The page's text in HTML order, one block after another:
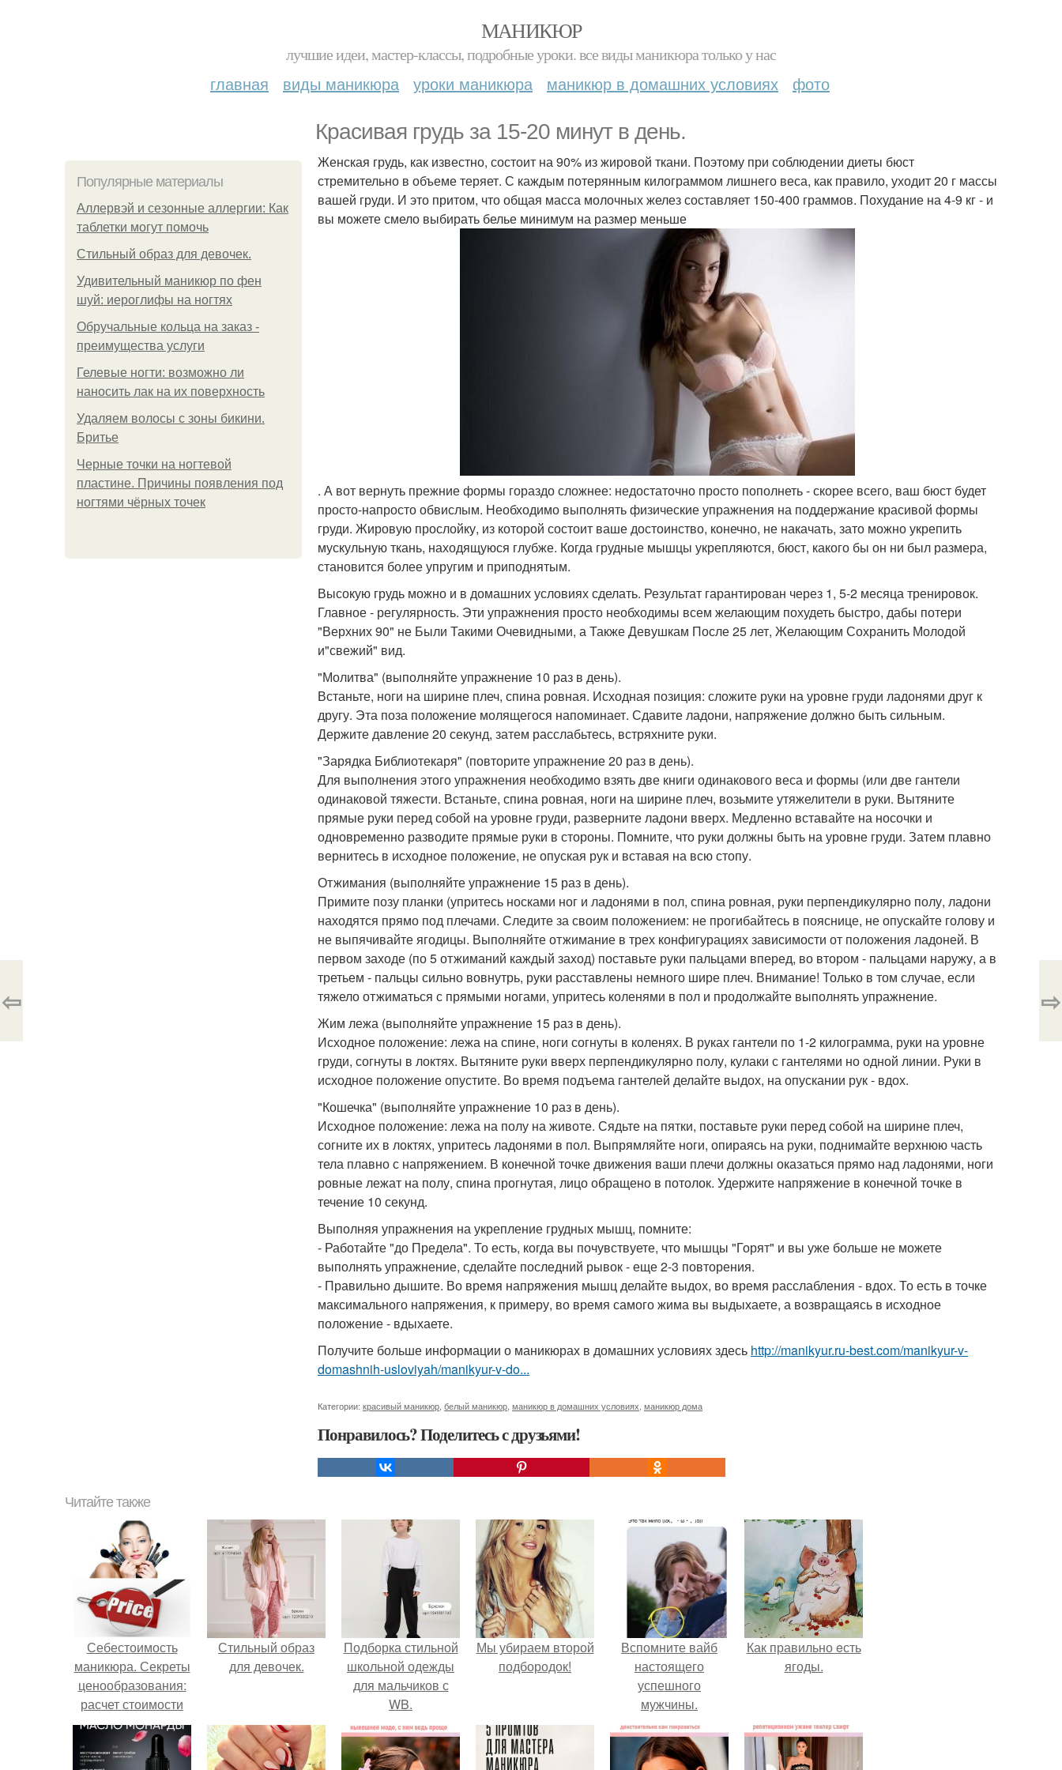
МАНИКЮР
лучшие идеи, мастер-классы, подробные уроки. все виды маникюра только у нас
главная виды маникюра уроки маникюра маникюр в домашних условиях фото
Красивая грудь за 15-20 минут в день.
Популярные материалы
Аллервэй и сезонные аллергии: Как
таблетки могут помочь
Стильный образ для девочек.
Удивительный маникюр по фен
шуй: иероглифы на ногтях
Обручальные кольца на заказ -
преимущества услуги
Гелевые ногти: возможно ли
наносить лак на их поверхность
Удаляем волосы с зоны бикини.
Бритье
Черные точки на ногтевой
пластине. Причины появления под
ногтями чёрных точек
Женская грудь, как известно, состоит на 90% из жировой ткани. Поэтому при соблюдении диеты бюст
стремительно в объеме теряет. С каждым потерянным килограммом лишнего веса, как правило, уходит 20 г массы
вашей груди. И это притом, что общая масса молочных желез составляет 150-400 граммов. Похудание на 4-9 кг - и
вы можете смело выбирать белье минимум на размер меньше
. А вот вернуть прежние формы гораздо сложнее: недостаточно просто пополнеть - скорее всего, ваш бюст будет
просто-напросто обвислым. Необходимо выполнять физические упражнения на поддержание красивой формы
груди. Жировую прослойку, из которой состоит ваше достоинство, конечно, не накачать, зато можно укрепить
мускульную ткань, находящуюся глубже. Когда грудные мышцы укрепляются, бюст, какого бы он ни был размера,
становится более упругим и приподнятым.
Высокую грудь можно и в домашних условиях сделать. Результат гарантирован через 1, 5-2 месяца тренировок.
Главное - регулярность. Эти упражнения просто необходимы всем желающим похудеть быстро, дабы потери
"Верхних 90" не Были Такими Очевидными, а Также Девушкам После 25 лет, Желающим Сохранить Молодой
и"свежий" вид.
"Молитва" (выполняйте упражнение 10 раз в день).
Встаньте, ноги на ширине плеч, спина ровная. Исходная позиция: сложите руки на уровне груди ладонями друг к
другу. Эта поза положение молящегося напоминает. Сдавите ладони, напряжение должно быть сильным.
Держите давление 20 секунд, затем расслабьтесь, встряхните руки.
"Зарядка Библиотекаря" (повторите упражнение 20 раз в день).
Для выполнения этого упражнения необходимо взять две книги одинакового веса и формы (или две гантели
одинаковой тяжести. Встаньте, спина ровная, ноги на ширине плеч, возьмите утяжелители в руки. Вытяните
прямые руки перед собой на уровне груди, разверните ладони вверх. Медленно вставайте на носочки и
одновременно разводите прямые руки в стороны. Помните, что руки должны быть на уровне груди. Затем плавно
вернитесь в исходное положение, не опуская рук и вставая на всю стопу.
Отжимания (выполняйте упражнение 15 раз в день).
Примите позу планки (упритесь носками ног и ладонями в пол, спина ровная, руки перпендикулярно полу, ладони
находятся прямо под плечами. Следите за своим положением: не прогибайтесь в пояснице, не опускайте голову и
не выпячивайте ягодицы. Выполняйте отжимание в трех конфигурациях зависимости от положения ладоней. В
первом заходе (по 5 отжиманий каждый заход) поставьте руки пальцами вперед, во втором - пальцами наружу, а в
третьем - пальцы сильно вовнутрь, руки расставлены немного шире плеч. Внимание! Только в том случае, если
тяжело отжиматься с прямыми ногами, упритесь коленями в пол и продолжайте выполнять упражнение.
Жим лежа (выполняйте упражнение 15 раз в день).
Исходное положение: лежа на спине, ноги согнуты в коленях. В руках гантели по 1-2 килограмма, руки на уровне
груди, согнуты в локтях. Вытяните руки вверх перпендикулярно полу, кулаки с гантелями но одной линии. Руки в
исходное положение опустите. Во время подъема гантелей делайте выдох, на опускании рук - вдох.
"Кошечка" (выполняйте упражнение 10 раз в день).
Исходное положение: лежа на полу на животе. Сядьте на пятки, поставьте руки перед собой на ширине плеч,
согните их в локтях, упритесь ладонями в пол. Выпрямляйте ноги, опираясь на руки, поднимайте верхнюю часть
тела плавно с напряжением. В конечной точке движения ваши плечи должны оказаться прямо над ладонями, ноги
ровные лежат на полу, спина прогнутая, лицо обращено в потолок. Удержите напряжение в конечной точке в
течение 10 секунд.
Выполняя упражнения на укрепление грудных мышц, помните:
- Работайте "до Предела". То есть, когда вы почувствуете, что мышцы "Горят" и вы уже больше не можете
выполнять упражнение, сделайте последний рывок - еще 2-3 повторения.
- Правильно дышите. Во время напряжения мышц делайте выдох, во время расслабления - вдох. То есть в точке
максимального напряжения, к примеру, во время самого жима вы выдыхаете, а возвращаясь в исходное
положение - вдыхаете.
Получите больше информации о маникюрах в домашних условиях здесь http://manikyur.ru-best.com/manikyur-v-
domashnih-usloviyah/manikyur-v-do...
Категории: красивый маникюр белый маникюр маникюр в домашних условиях маникюр дома
Понравилось? Поделитесь с друзьями!
⇦ ⇨
Читайте также
Себестоимость
маникюра. Секреты
ценообразования:
расчет стоимости
услуг (Beautyday.
Стильный образ
для девочек.
Подборка стильной
школьной одежды
для мальчиков с
WB.
Мы убираем второй
подбородок!
Вспомните вайб
настоящего
успешного
мужчины.
Как правильно eсть
ягоды.